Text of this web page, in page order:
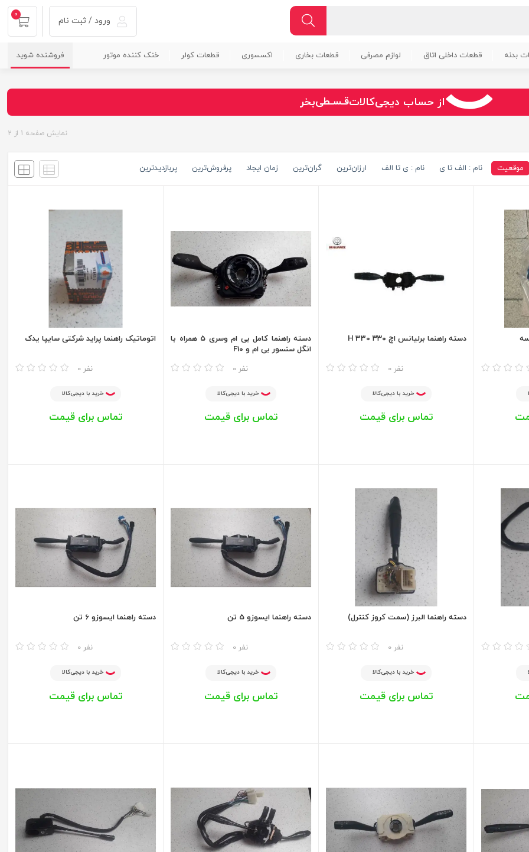
ورود / ثبت نام
0
بدنه قطعات داخلی اتاق لوازم مصرفی قطعات بخاری اکسسوری قطعات کولر خنک کننده موتور فروشنده شوید
از حساب دیجی‌کالاتسـریــع
امـــــن
بخر
نمایش صفحه 1 از 2
موقعیت نام : الف تا ی نام : ی تا الف ارزان‌ترین گران‌ترین زمان ایجاد پرفروش‌ترین پربازدید‌ترین
دسته راهنما برلیانس اچ ۳۳۰ H 330
0 نفر
خرید با دیجی‌کالا
تماس برای قیمت
دسته راهنما کامل بی ام وسری 5 همراه با
انگل سنسور بی ام و F10
0 نفر
خرید با دیجی‌کالا
تماس برای قیمت
اتوماتیک راهنما پراید شرکتی سایپا یدک
0 نفر
خرید با دیجی‌کالا
تماس برای قیمت
دسته راهنما البرز (سمت کروز کنترل)
0 نفر
خرید با دیجی‌کالا
تماس برای قیمت
دسته راهنما ایسوزو 5 تن
0 نفر
خرید با دیجی‌کالا
تماس برای قیمت
دسته راهنما ایسوزو 6 تن
0 نفر
خرید با دیجی‌کالا
تماس برای قیمت